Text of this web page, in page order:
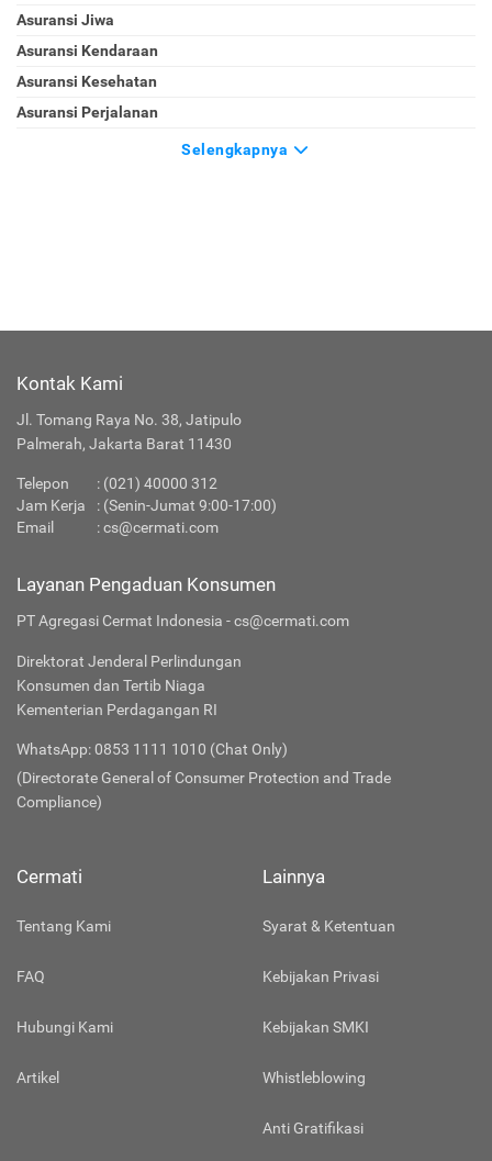
Asuransi Jiwa
Asuransi Kendaraan
Asuransi Kesehatan
Asuransi Perjalanan
Selengkapnya
Kontak Kami
Jl. Tomang Raya No. 38, Jatipulo
Palmerah, Jakarta Barat 11430
Telepon : (021) 40000 312
Jam Kerja
: (Senin-Jumat 9:00-17:00)
Email
:cs@cermati.com
Layanan Pengaduan Konsumen
PT Agregasi Cermat Indonesia - cs@cermati.com
Direktorat Jenderal Perlindungan
Konsumen dan Tertib Niaga
Kementerian Perdagangan RI
WhatsApp: 0853 1111 1010 (Chat Only)
(Directorate General of Consumer Protection and Trade
Compliance)
Cermati
Tentang Kami
FAQ
Hubungi Kami
Artikel
Lainnya
Syarat & Ketentuan
Kebijakan Privasi
Kebijakan SMKI
Whistleblowing
Anti Gratifikasi